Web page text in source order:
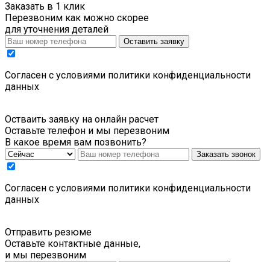
Заказать в 1 клик
Перезвоним как можно скорее
для уточнения деталей
Оставить заявку
Cогласен с условиями политики конфиденциальности
данных
Остваить заявку на онлайн расчет
Оставьте телефон и мы перезвоним
В какое время вам позвонить?
Заказать звонок
Cогласен с условиями политики конфиденциальности
данных
Отправить резюме
Оставьте контактные данные,
и мы перезвоним